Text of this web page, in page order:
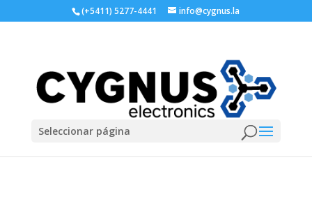
(+5411) 5277-4441 info@cygnus.la
Seleccionar página